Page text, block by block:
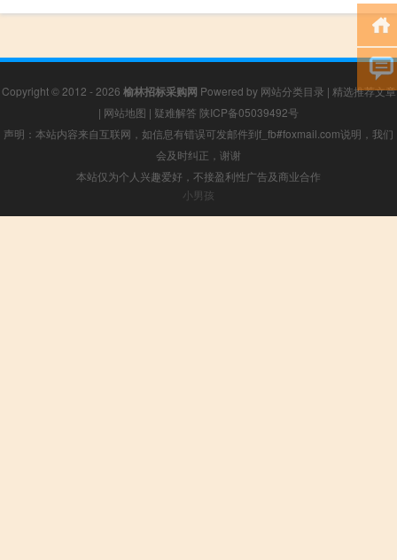
Copyright © 2012 - 2026 榆林招标采购网 Powered by 网站分类目录 | 精选推荐文章
| 网站地图 | 疑难解答 陕ICP备05039492号
声明：本站内容来自互联网，如信息有错误可发邮件到f_fb#foxmail.com说明，我们
会及时纠正，谢谢
本站仅为个人兴趣爱好，不接盈利性广告及商业合作
小男孩